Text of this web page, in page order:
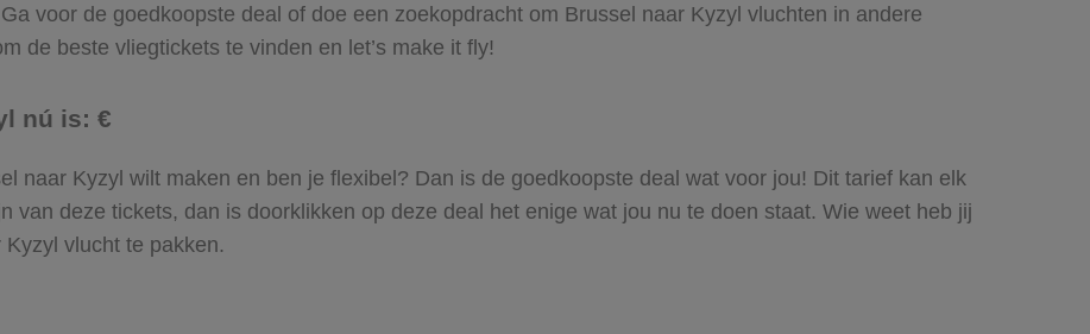
voor de goedkoopste deal of doe een zoekopdracht om Brussel naar Kyzyl vluchten in andere
de beste vliegtickets te vinden en let’s make it fly!
nú is: €
naar Kyzyl wilt maken en ben je flexibel? Dan is de goedkoopste deal wat voor jou! Dit tarief kan elk
van deze tickets, dan is doorklikken op deze deal het enige wat jou nu te doen staat. Wie weet heb jij
vlucht te pakken.